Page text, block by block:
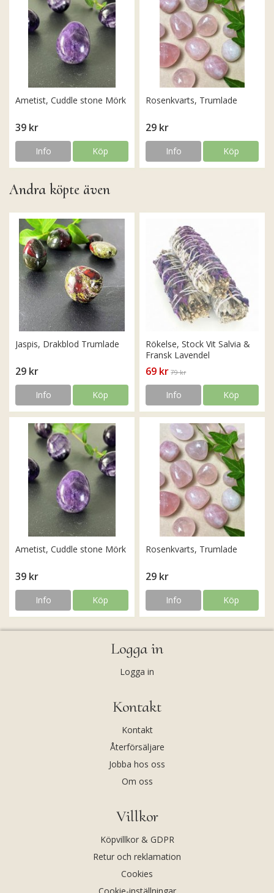
Ametist, Cuddle stone Mörk
39 kr
Info Köp
Rosenkvarts, Trumlade
29 kr
Info Köp
Andra köpte även
Jaspis, Drakblod Trumlade
29 kr
Info Köp
Rökelse, Stock Vit Salvia &
Fransk Lavendel
69 kr 79 kr
Info Köp
Ametist, Cuddle stone Mörk
39 kr
Info Köp
Rosenkvarts, Trumlade
29 kr
Info Köp
Logga in
Logga in
Kontakt
Kontakt
Återförsäljare
Jobba hos oss
Om oss
Villkor
Köpvillkor & GDPR
Retur och reklamation
Cookies